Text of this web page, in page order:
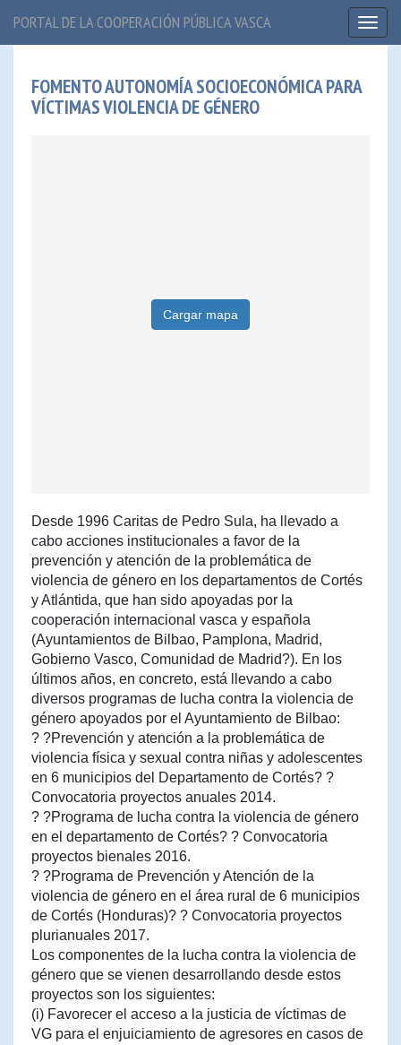
PORTAL DE LA COOPERACIÓN PÚBLICA VASCA
FOMENTO AUTONOMÍA SOCIOECONÓMICA PARA
VÍCTIMAS VIOLENCIA DE GÉNERO
Cargar mapa
Desde 1996 Caritas de Pedro Sula, ha llevado a
cabo acciones institucionales a favor de la
prevención y atención de la problemática de
violencia de género en los departamentos de Cortés
y Atlántida, que han sido apoyadas por la
cooperación internacional vasca y española
(Ayuntamientos de Bilbao, Pamplona, Madrid,
Gobierno Vasco, Comunidad de Madrid?). En los
últimos años, en concreto, está llevando a cabo
diversos programas de lucha contra la violencia de
género apoyados por el Ayuntamiento de Bilbao:
? ?Prevención y atención a la problemática de
violencia física y sexual contra niñas y adolescentes
en 6 municipios del Departamento de Cortés? ?
Convocatoria proyectos anuales 2014.
? ?Programa de lucha contra la violencia de género
en el departamento de Cortés? ? Convocatoria
proyectos bienales 2016.
? ?Programa de Prevención y Atención de la
violencia de género en el área rural de 6 municipios
de Cortés (Honduras)? ? Convocatoria proyectos
plurianuales 2017.
Los componentes de la lucha contra la violencia de
género que se vienen desarrollando desde estos
proyectos son los siguientes:
(i) Favorecer el acceso a la justicia de víctimas de
VG para el enjuiciamiento de agresores en casos de